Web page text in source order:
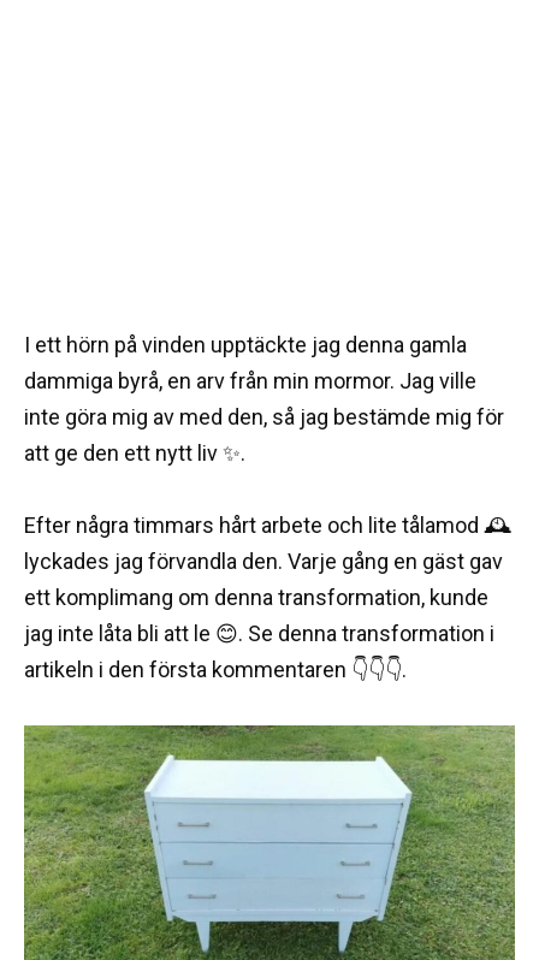
I ett hörn på vinden upptäckte jag denna gamla
dammiga byrå, en arv från min mormor. Jag ville
inte göra mig av med den, så jag bestämde mig för
att ge den ett nytt liv ✨.
Efter några timmars hårt arbete och lite tålamod 🕰️
lyckades jag förvandla den. Varje gång en gäst gav
ett komplimang om denna transformation, kunde
jag inte låta bli att le 😊. Se denna transformation i
artikeln i den första kommentaren 👇👇👇.